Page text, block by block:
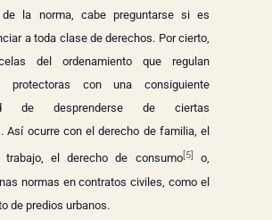
la norma, cabe preguntarse si es
a toda clase de derechos. Por cierto,
del ordenamiento que regulan
protectoras con una consiguiente
de desprenderse de ciertas
Así ocurre con el derecho de familia, el
trabajo, el derecho de consumo[5]
o,
normas en contratos civiles, como el
de predios urbanos.